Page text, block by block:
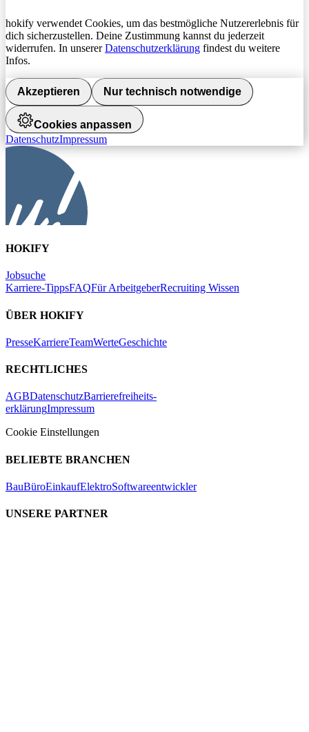
hokify verwendet Cookies, um das bestmögliche Nutzererlebnis für
dich sicherzustellen. Deine Zustimmung kannst du jederzeit
widerrufen. In unsererDatenschutzerklärung findest du weitere
Infos.
Akzeptieren Nur technisch notwendige
Cookies anpassen
DatenschutzImpressum
HOKIFY
Jobsuche
Karriere-TippsFAQFür ArbeitgeberRecruiting Wissen
ÜBER HOKIFY
PresseKarriereTeamWerteGeschichte
RECHTLICHES
AGBDatenschutzBarrierefreiheits-
erklärungImpressum
Cookie Einstellungen
BELIEBTE BRANCHEN
BauBüroEinkaufElektroSoftwareentwickler
UNSERE PARTNER